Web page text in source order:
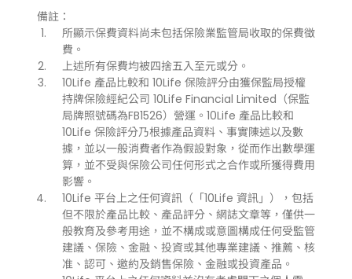
備註：
所顯示保費資料尚未包括保險業監管局收取的保費徵
費。
上述所有保費均被四捨五入至元或分。
10Life 產品比較和 10Life 保險評分由獲保監局授權
持牌保險經紀公司 10Life Financial Limited（保監
局牌照號碼為FB1526）營運。10Life 產品比較和
10Life 保險評分乃根據產品資料、事實陳述以及數
據，並以一般消費者作為假設對象，從而作出數學運
算，並不受與保險公司任何形式之合作或所獲得費用
影響。
10Life 平台上之任何資訊（「10Life 資訊」），包括
但不限於產品比較、產品評分、網誌文章等，僅供一
般教育及參考用途，並不構成或意圖構成任何受監管
建議、保險、金融、投資或其他專業建議、推薦、核
准、認可、邀約及銷售保險、金融或投資產品。